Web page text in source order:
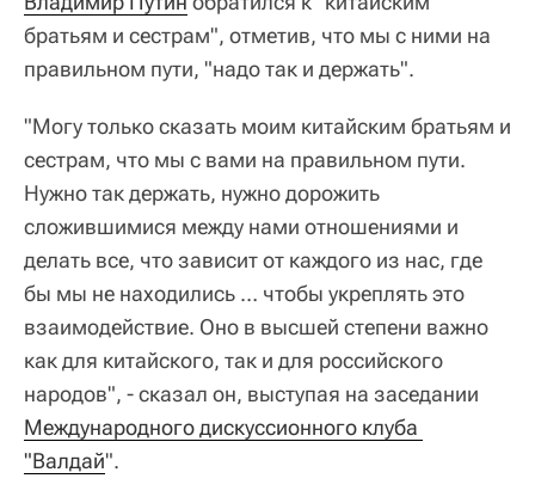
братьям и сестрам", отметив, что мы с ними на
правильном пути, "надо так и держать".
"Могу только сказать моим китайским братьям и
сестрам, что мы с вами на правильном пути.
Нужно так держать, нужно дорожить
сложившимися между нами отношениями и
делать все, что зависит от каждого из нас, где
бы мы не находились … чтобы укреплять это
взаимодействие. Оно в высшей степени важно
как для китайского, так и для российского
народов", - сказал он, выступая на заседании
Международного дискуссионного клуба
"Валдай".